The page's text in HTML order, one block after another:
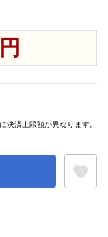
決済上限額が異なります。